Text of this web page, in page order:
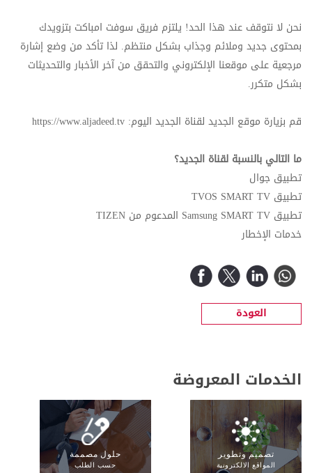
نحن لا نتوقف عند هذا الحد! يلتزم فريق سوفت امباكت بتزويدك
بمحتوى جديد وملائم وجذاب بشكل منتظم. لذا تأكد من وضع إشارة
مرجعية على موقعنا الإلكتروني والتحقق من آخر الأخبار والتحديثات
بشكل متكرر.
قم بزيارة موقع الجديد لقناة الجديد اليوم: https://www.aljadeed.tv
ما التالي بالنسبة لقناة الجديد؟
تطبيق جوال
تطبيق TVOS SMART TV
تطبيق Samsung SMART TV المدعوم من TIZEN
خدمات الإخطار
العودة
الخدمات المعروضة
تصميم وتطوير
المواقع الالكترونية
حلول مصممة
حسب الطلب